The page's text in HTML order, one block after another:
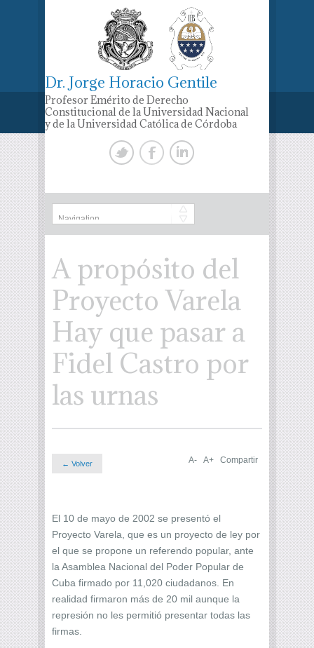
Dr. Jorge Horacio Gentile
Profesor Emérito de Derecho
Constitucional de la Universidad Nacional
y de la Universidad Católica de Córdoba
A propósito del
Proyecto Varela
Hay que pasar a
Fidel Castro por
las urnas
← Volver A- A+ Compartir
El 10 de mayo de 2002 se presentó el
Proyecto Varela, que es un proyecto de ley por
el que se propone un referendo popular, ante
la Asamblea Nacional del Poder Popular de
Cuba firmado por 11,020 ciudadanos. En
realidad firmaron más de 20 mil aunque la
represión no les permitió presentar todas las
firmas.